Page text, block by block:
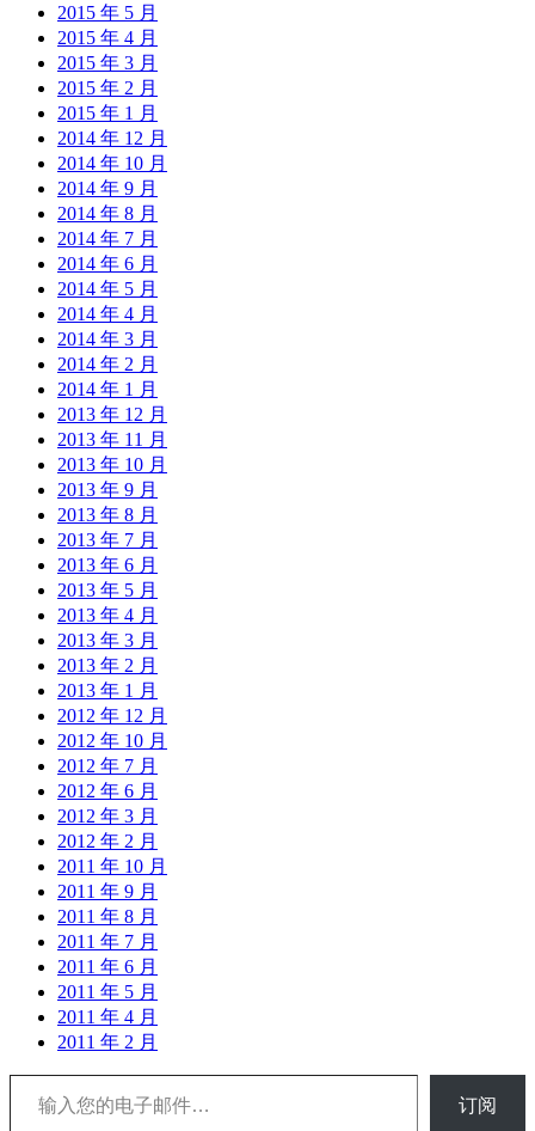
2015 年 5 月
2015 年 4 月
2015 年 3 月
2015 年 2 月
2015 年 1 月
2014 年 12 月
2014 年 10 月
2014 年 9 月
2014 年 8 月
2014 年 7 月
2014 年 6 月
2014 年 5 月
2014 年 4 月
2014 年 3 月
2014 年 2 月
2014 年 1 月
2013 年 12 月
2013 年 11 月
2013 年 10 月
2013 年 9 月
2013 年 8 月
2013 年 7 月
2013 年 6 月
2013 年 5 月
2013 年 4 月
2013 年 3 月
2013 年 2 月
2013 年 1 月
2012 年 12 月
2012 年 10 月
2012 年 7 月
2012 年 6 月
2012 年 3 月
2012 年 2 月
2011 年 10 月
2011 年 9 月
2011 年 8 月
2011 年 7 月
2011 年 6 月
2011 年 5 月
2011 年 4 月
2011 年 2 月
输入您的电子邮件…
订阅